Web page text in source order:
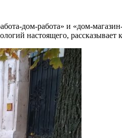
дом-работа» и «дом-
настоящего,